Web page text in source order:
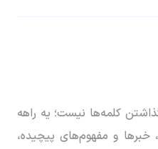
کلمه‌ها نیست؛ یه راهه
خبرها و مفهوم‌های پیچیده،